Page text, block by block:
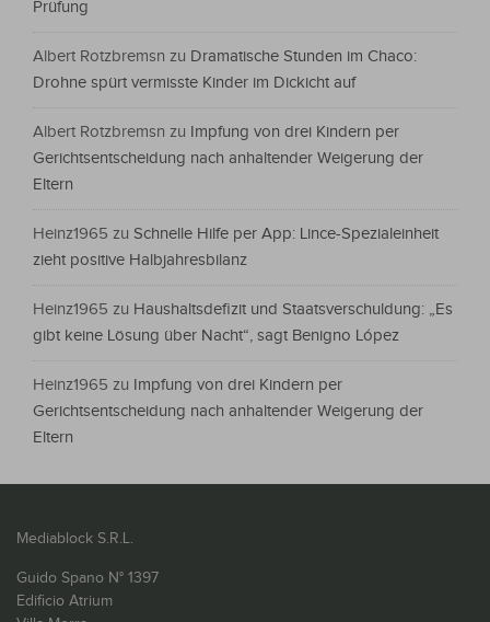
Prüfung
Albert Rotzbremsn zu Dramatische Stunden im Chaco:
Drohne spürt vermisste Kinder im Dickicht auf
Albert Rotzbremsn zu Impfung von drei Kindern per
Gerichtsentscheidung nach anhaltender Weigerung der
Eltern
Heinz1965 zu Schnelle Hilfe per App: Lince-Spezialeinheit
zieht positive Halbjahresbilanz
Heinz1965 zu Haushaltsdefizit und Staatsverschuldung: „Es
gibt keine Lösung über Nacht“, sagt Benigno López
Heinz1965 zu Impfung von drei Kindern per
Gerichtsentscheidung nach anhaltender Weigerung der
Eltern
Mediablock S.R.L.
Guido Spano N° 1397
Edificio Atrium